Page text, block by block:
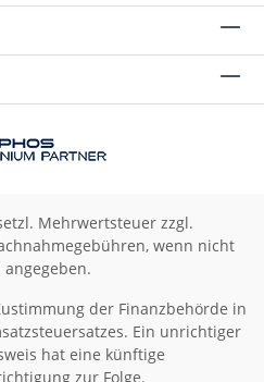
Mehrwertsteuer zzgl.
wenn nicht
der Finanzbehörde in
Ein unrichtiger
hat eine künftige
zur Folge.